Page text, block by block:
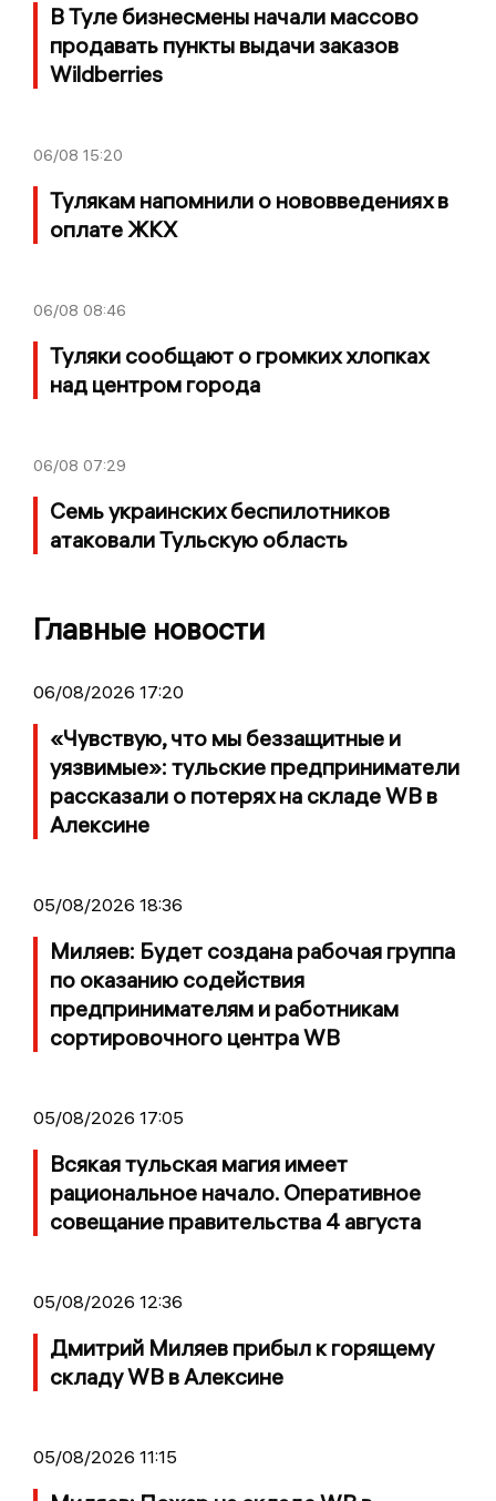
В Туле бизнесмены начали массово
продавать пункты выдачи заказов
Wildberries
06/08 15:20
Тулякам напомнили о нововведениях в
оплате ЖКХ
06/08 08:46
Туляки сообщают о громких хлопках
над центром города
06/08 07:29
Семь украинских беспилотников
атаковали Тульскую область
Главные новости
06/08/2026 17:20
«Чувствую, что мы беззащитные и
уязвимые»: тульские предприниматели
рассказали о потерях на складе WB в
Алексине
05/08/2026 18:36
Миляев: Будет создана рабочая группа
по оказанию содействия
предпринимателям и работникам
сортировочного центра WB
05/08/2026 17:05
Всякая тульская магия имеет
рациональное начало. Оперативное
совещание правительства 4 августа
05/08/2026 12:36
Дмитрий Миляев прибыл к горящему
складу WB в Алексине
05/08/2026 11:15